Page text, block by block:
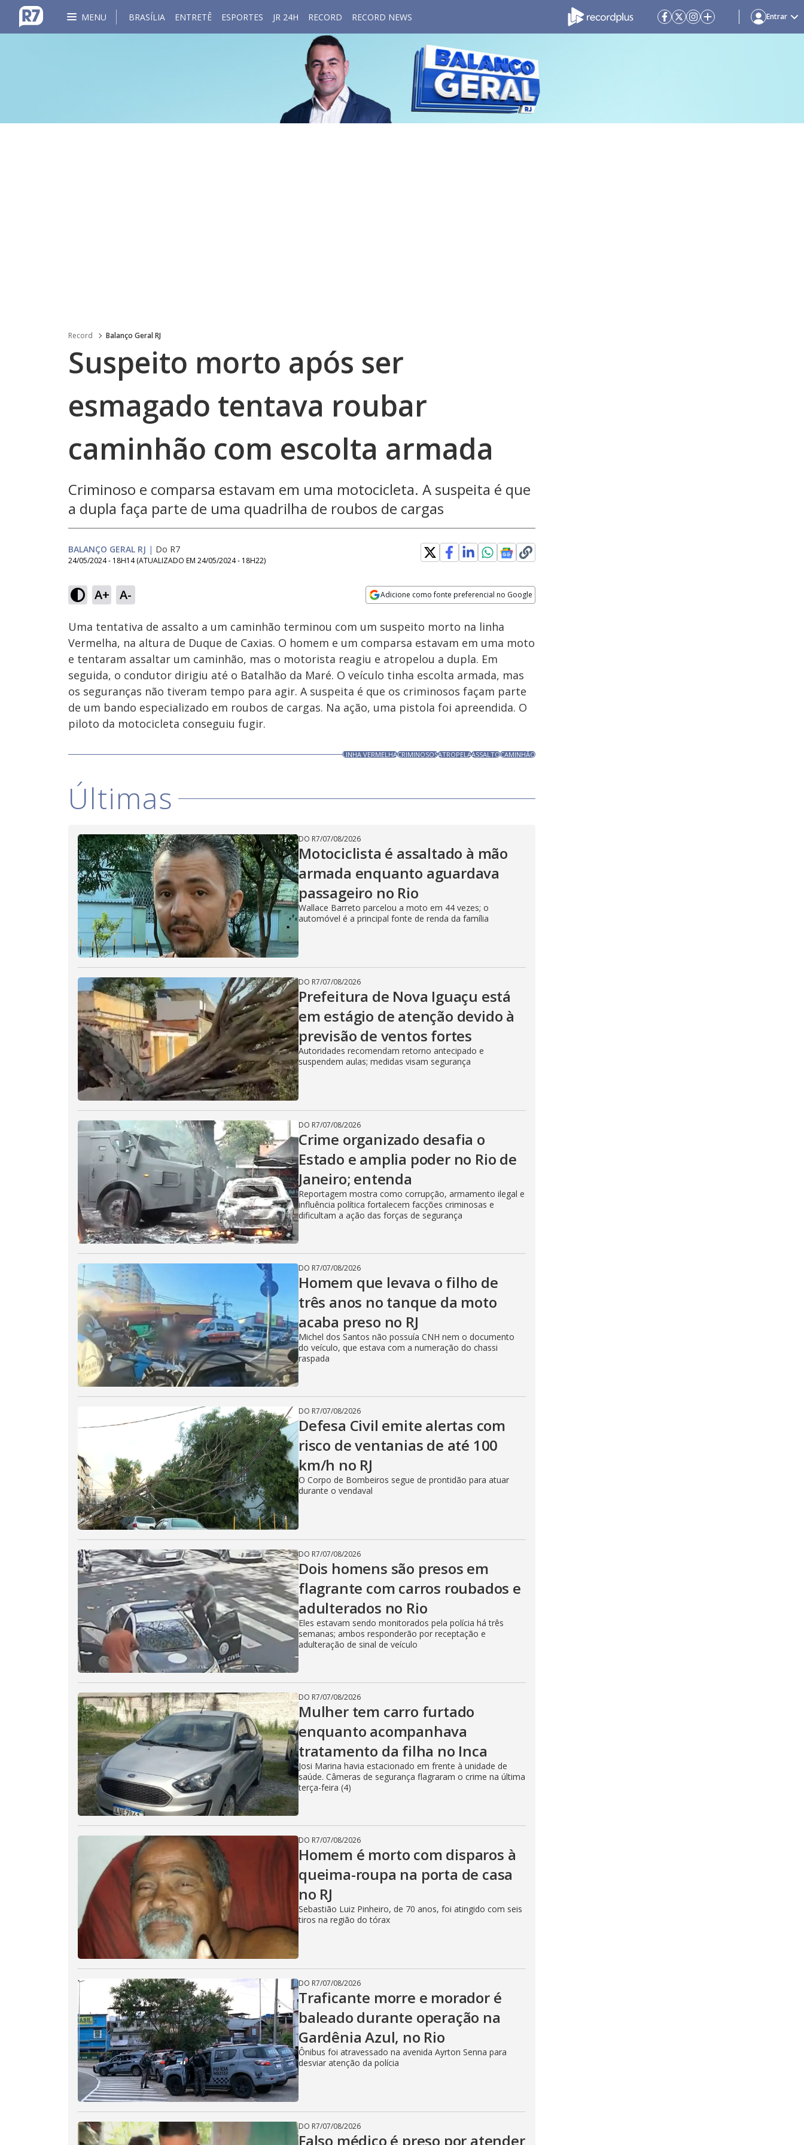
MENU BRASÍLIA ENTRETÊ ESPORTES JR 24H RECORD RECORD NEWS Entrar
Record Balanço Geral RJ
Suspeito morto após ser
esmagado tentava roubar
caminhão com escolta armada
Criminoso e comparsa estavam em uma motocicleta. A suspeita é que
a dupla faça parte de uma quadrilha de roubos de cargas
BALANÇO GERAL RJ | Do R7
24/05/2024 - 18H14 (ATUALIZADO EM 24/05/2024 - 18H22)
A+ A- Adicione como fonte preferencial no Google
Ativar
Som
Velocidade
Uma tentativa de assalto a um caminhão terminou com um suspeito morto na linha
Vermelha, na altura de Duque de Caxias. O homem e um comparsa estavam em uma moto
e tentaram assaltar um caminhão, mas o motorista reagiu e atropelou a dupla. Em
seguida, o condutor dirigiu até o Batalhão da Maré. O veículo tinha escolta armada, mas
os seguranças não tiveram tempo para agir. A suspeita é que os criminosos façam parte
de um bando especializado em roubos de cargas. Na ação, uma pistola foi apreendida. O
piloto da motocicleta conseguiu fugir.
LINHA VERMELHACRIMINOSOSATROPELAASSALTOCAMINHÃO
Últimas
DO R7/07/08/2026
Motociclista é assaltado à mão
armada enquanto aguardava
passageiro no Rio
Wallace Barreto parcelou a moto em 44 vezes; o
automóvel é a principal fonte de renda da família
DO R7/07/08/2026
Prefeitura de Nova Iguaçu está
em estágio de atenção devido à
previsão de ventos fortes
Autoridades recomendam retorno antecipado e
suspendem aulas; medidas visam segurança
DO R7/07/08/2026
Crime organizado desafia o
Estado e amplia poder no Rio de
Janeiro; entenda
Reportagem mostra como corrupção, armamento ilegal e
influência política fortalecem facções criminosas e
dificultam a ação das forças de segurança
DO R7/07/08/2026
Homem que levava o filho de
três anos no tanque da moto
acaba preso no RJ
Michel dos Santos não possuía CNH nem o documento
do veículo, que estava com a numeração do chassi
raspada
DO R7/07/08/2026
Defesa Civil emite alertas com
risco de ventanias de até 100
km/h no RJ
O Corpo de Bombeiros segue de prontidão para atuar
durante o vendaval
DO R7/07/08/2026
Dois homens são presos em
flagrante com carros roubados e
adulterados no Rio
Eles estavam sendo monitorados pela polícia há três
semanas; ambos responderão por receptação e
adulteração de sinal de veículo
DO R7/07/08/2026
Mulher tem carro furtado
enquanto acompanhava
tratamento da filha no Inca
Josi Marina havia estacionado em frente à unidade de
saúde. Câmeras de segurança flagraram o crime na última
terça-feira (4)
DO R7/07/08/2026
Homem é morto com disparos à
queima-roupa na porta de casa
no RJ
Sebastião Luiz Pinheiro, de 70 anos, foi atingido com seis
tiros na região do tórax
DO R7/07/08/2026
Traficante morre e morador é
baleado durante operação na
Gardênia Azul, no Rio
Ônibus foi atravessado na avenida Ayrton Senna para
desviar atenção da polícia
DO R7/07/08/2026
Falso médico é preso por atender